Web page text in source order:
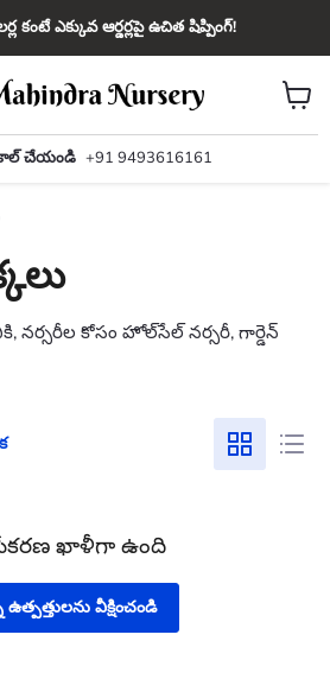
కంటే ఎక్కువ ఆర్డర్లపై ఉచిత షిప్పింగ్!
కాల్ చేయండి +91 9493616161
కార్ట్
నర్సరీల కోసం హోల్‌సేల్ నర్సరీ, గార్డెన్
ఖాళీగా ఉంది
ఉత్పత్తులను వీక్షించండి